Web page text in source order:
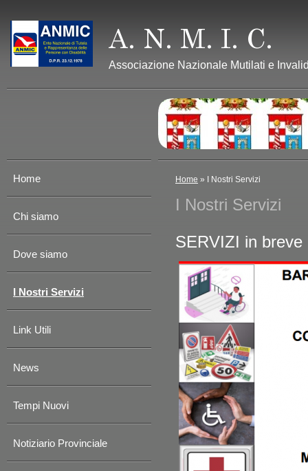
Associazione Nazionale Mutilati e
Home
Chi siamo
Dove siamo
I Nostri Servizi
Link Utili
News
Tempi Nuovi
Notiziario Provinciale
Home » I Nostri Servizi
I Nostri Servizi
SERVIZI in